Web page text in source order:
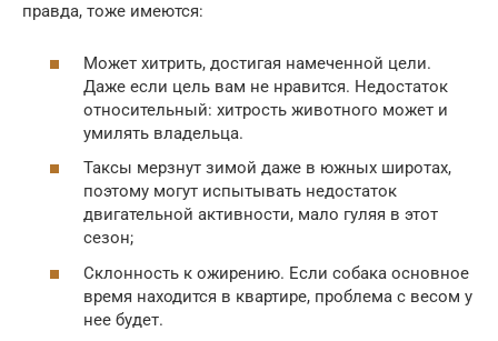
правда, тоже имеются:
Может хитрить, достигая намеченной цели.
Даже если цель вам не нравится. Недостаток
относительный: хитрость животного может и
умилять владельца.
Таксы мерзнут зимой даже в южных широтах,
поэтому могут испытывать недостаток
двигательной активности, мало гуляя в этот
сезон;
Склонность к ожирению. Если собака основное
время находится в квартире, проблема с весом у
нее будет.